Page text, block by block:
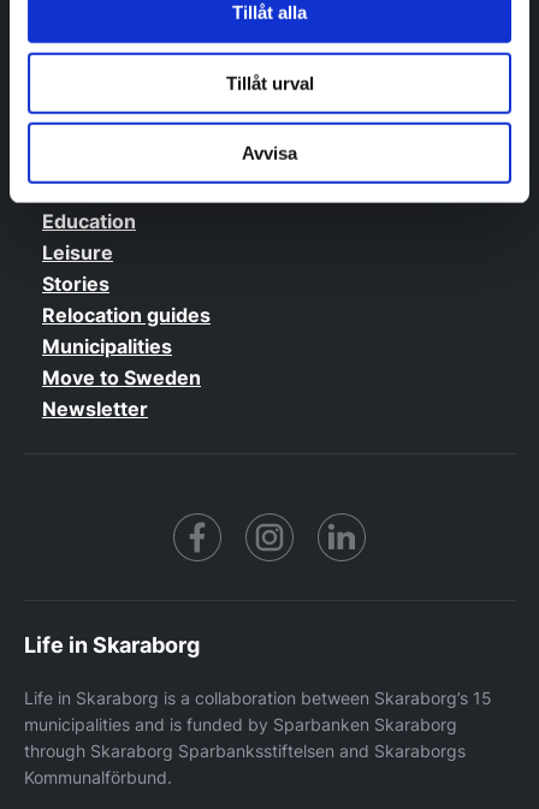
Tillåt alla
Tillåt urval
Avvisa
Contact us
Life in Skaraborg
Accomondation
Education
Leisure
Stories
Relocation guides
Municipalities
Move to Sweden
Newsletter
Facebook https://
Life in Skaraborg
Life in Skaraborg is a collaboration between Skaraborg’s 15
municipalities and is funded by Sparbanken Skaraborg
through Skaraborg Sparbanksstiftelsen and Skaraborgs
Kommunalförbund.